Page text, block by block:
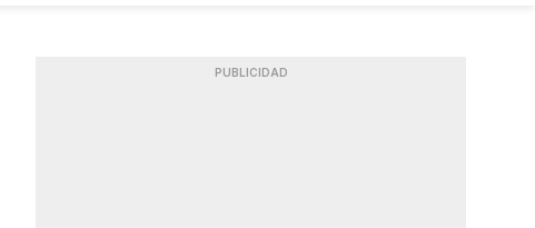
PUBLICIDAD